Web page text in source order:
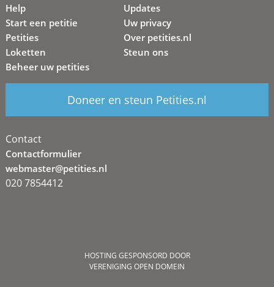
Help
Start een petitie
Petities
Loketten
Beheer uw petities
Updates
Uw privacy
Over petities.nl
Steun ons
Doneer en steun Petities.nl
Contact
Contactformulier
webmaster@petities.nl
020 7854412
HOSTING GESPONSORD DOOR
VERENIGING OPEN DOMEIN